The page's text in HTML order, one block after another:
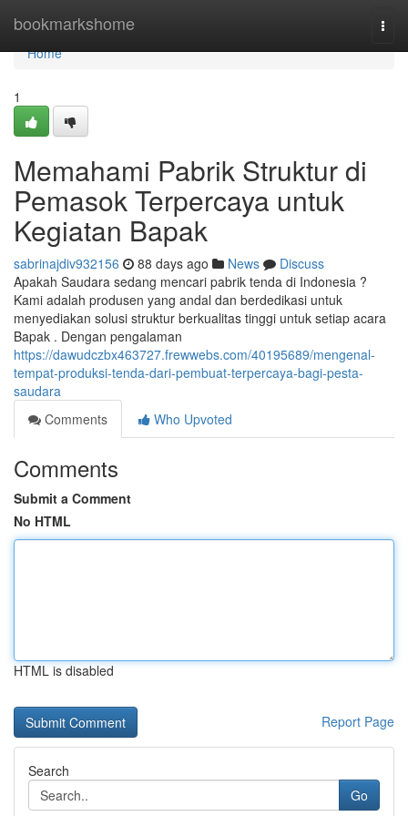
bookmarkshome
Home
Home
1
Memahami Pabrik Struktur di
Pemasok Terpercaya untuk
Kegiatan Bapak
sabrinajdiv932156 88 days ago News
Discuss
Apakah Saudara sedang mencari pabrik tenda di Indonesia ?
Kami adalah produsen yang andal dan berdedikasi untuk
menyediakan solusi struktur berkualitas tinggi untuk setiap acara
Bapak . Dengan pengalaman
https://dawudczbx463727.frewwebs.com/40195689/mengenal-
tempat-produksi-tenda-dari-pembuat-terpercaya-bagi-pesta-
saudara
Comments
Who Upvoted
Comments
Submit a Comment
No HTML
HTML is disabled
Report Page
Search
Go